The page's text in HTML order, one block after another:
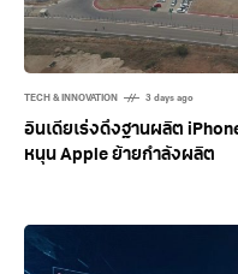
TECH & INNOVATION 3 days ago
อินเดียเร่งดึงฐานผลิต
หนุน Apple ย้ายกำลังผลิต